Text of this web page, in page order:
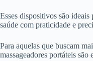
Esses dispositivos são ideais
saúde com praticidade e
Para aquelas que buscam
massageadores portáteis são